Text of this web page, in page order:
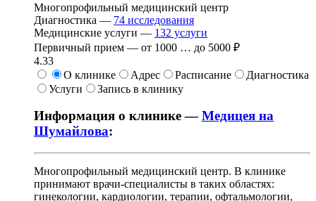
Многопрофильный медицинский центр
Диагностика — 74 исследования
Медицинские услуги — 132 услуги
Первичный прием — от 1000 … до 5000 ₽
4.33
О клинике
Адрес Расписание
Диагностика
Услуги
Запись в клинику
Информация о клинике —Медицея на
Шумайлова:
Многопрофильный медицинский центр. В клинике
принимают врачи-специалисты в таких областях:
гинекологии, кардиологии, терапии, офтальмологии,